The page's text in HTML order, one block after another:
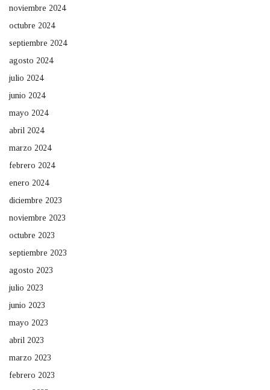
noviembre 2024
octubre 2024
septiembre 2024
agosto 2024
julio 2024
junio 2024
mayo 2024
abril 2024
marzo 2024
febrero 2024
enero 2024
diciembre 2023
noviembre 2023
octubre 2023
septiembre 2023
agosto 2023
julio 2023
junio 2023
mayo 2023
abril 2023
marzo 2023
febrero 2023